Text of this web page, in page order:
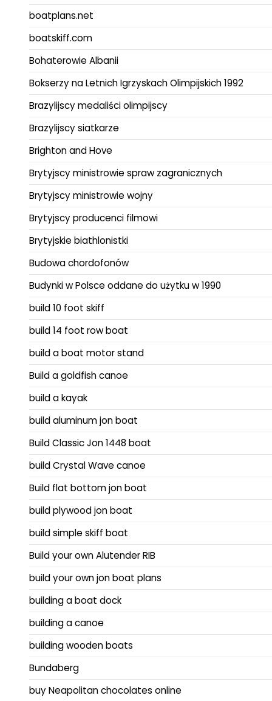
boatplans.net
boatskiff.com
Bohaterowie Albanii
Bokserzy na Letnich Igrzyskach Olimpijskich 1992
Brazylijscy medaliści olimpijscy
Brazylijscy siatkarze
Brighton and Hove
Brytyjscy ministrowie spraw zagranicznych
Brytyjscy ministrowie wojny
Brytyjscy producenci filmowi
Brytyjskie biathlonistki
Budowa chordofonów
Budynki w Polsce oddane do użytku w 1990
build 10 foot skiff
build 14 foot row boat
build a boat motor stand
Build a goldfish canoe
build a kayak
build aluminum jon boat
Build Classic Jon 1448 boat
build Crystal Wave canoe
Build flat bottom jon boat
build plywood jon boat
build simple skiff boat
Build your own Alutender RIB
build your own jon boat plans
building a boat dock
building a canoe
building wooden boats
Bundaberg
buy Neapolitan chocolates online